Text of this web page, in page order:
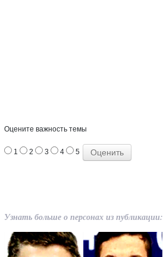
Оцените важность темы
1 2 3 4 5
Узнать больше о персонах из публикации: